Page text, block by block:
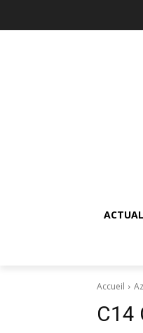
Accueil
C14